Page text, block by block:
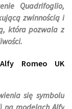
Quadrifoglio,
zwinnością i
która pozwala z
Romeo UK
się symbolu